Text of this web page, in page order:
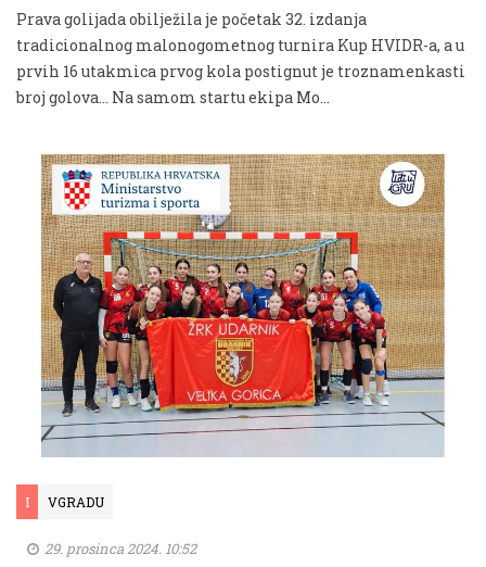
Prava golijada obilježila je početak 32. izdanja
tradicionalnog malonogometnog turnira Kup HVIDR-a, a u
prvih 16 utakmica prvog kola postignut je troznamenkasti
broj golova... Na samom startu ekipa Mo...
I VGRADU
29. prosinca 2024. 10:52